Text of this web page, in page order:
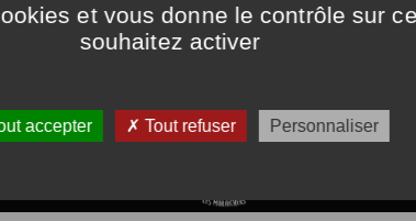
et vous donne le contrôle sur
souhaitez activer
accepter Tout refuser Personnaliser